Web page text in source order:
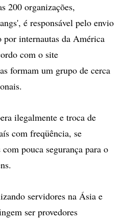
200 organizações,
é responsável pelo envio
por internautas da América
com o site
formam um grupo de cerca
ilegalmente e troca de
com freqüência, se
pouca segurança para o
servidores na Ásia e
ser provedores